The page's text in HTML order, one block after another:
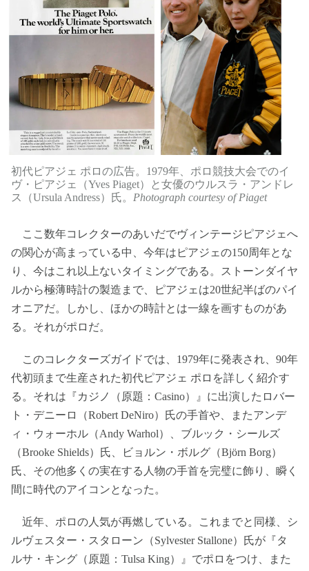
初代ピアジェ ポロの広告。1979年、ポロ競技大会でのイ
ヴ・ピアジェ（Yves Piaget）と女優のウルスラ・アンドレ
ス（Ursula Andress）氏。 Photograph courtesy of Piaget
ここ数年コレクターのあいだでヴィンテージピアジェへ
の関心が高まっている中、今年はピアジェの150周年とな
り、今はこれ以上ないタイミングである。ストーンダイヤ
ルから極薄時計の製造まで、ピアジェは20世紀半ばのパイ
オニアだ。しかし、ほかの時計とは一線を画すものがあ
る。それがポロだ。
このコレクターズガイドでは、1979年に発表され、90年
代初頭まで生産された初代ピアジェ ポロを詳しく紹介す
る。それは『カジノ（原題：Casino）』に出演したロバー
ト・デニーロ（Robert DeNiro）氏の手首や、またアンデ
ィ・ウォーホル（Andy Warhol）、ブルック・シールズ
（Brooke Shields）氏、ビョルン・ボルグ（Björn Borg）
氏、その他多くの実在する人物の手首を完璧に飾り、瞬く
間に時代のアイコンとなった。
近年、ポロの人気が再燃している。これまでと同様、シ
ルヴェスター・スタローン（Sylvester Stallone）氏が『タ
ルサ・キング（原題：Tulsa King）』でポロをつけ、また